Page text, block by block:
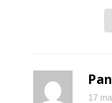
Pan
17